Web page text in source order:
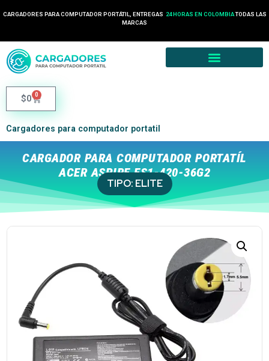
CARGADORES PARA COMPUTADOR PORTÁTIL, ENTREGAS 24 HORAS EN COLOMBIATODAS LAS
MARCAS
$0 0
Cargadores para computador portatil
CARGADOR PARA COMPUTADOR PORTATÍL
ACER ASPIRE ES1-420-36G2
TIPO: ELITE